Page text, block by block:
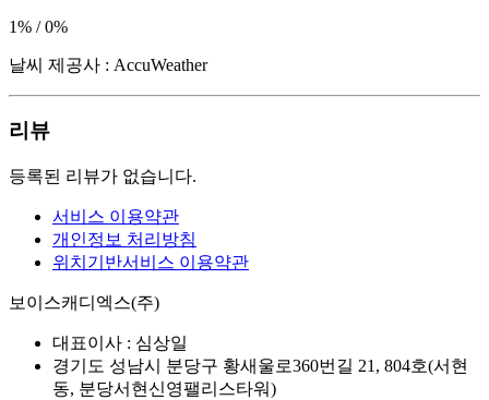
1% / 0%
날씨 제공사 : AccuWeather
리뷰
등록된 리뷰가 없습니다.
서비스 이용약관
개인정보 처리방침
위치기반서비스 이용약관
보이스캐디엑스(주)
대표이사 : 심상일
경기도 성남시 분당구 황새울로360번길 21, 804호(서현
동, 분당서현신영팰리스타워)